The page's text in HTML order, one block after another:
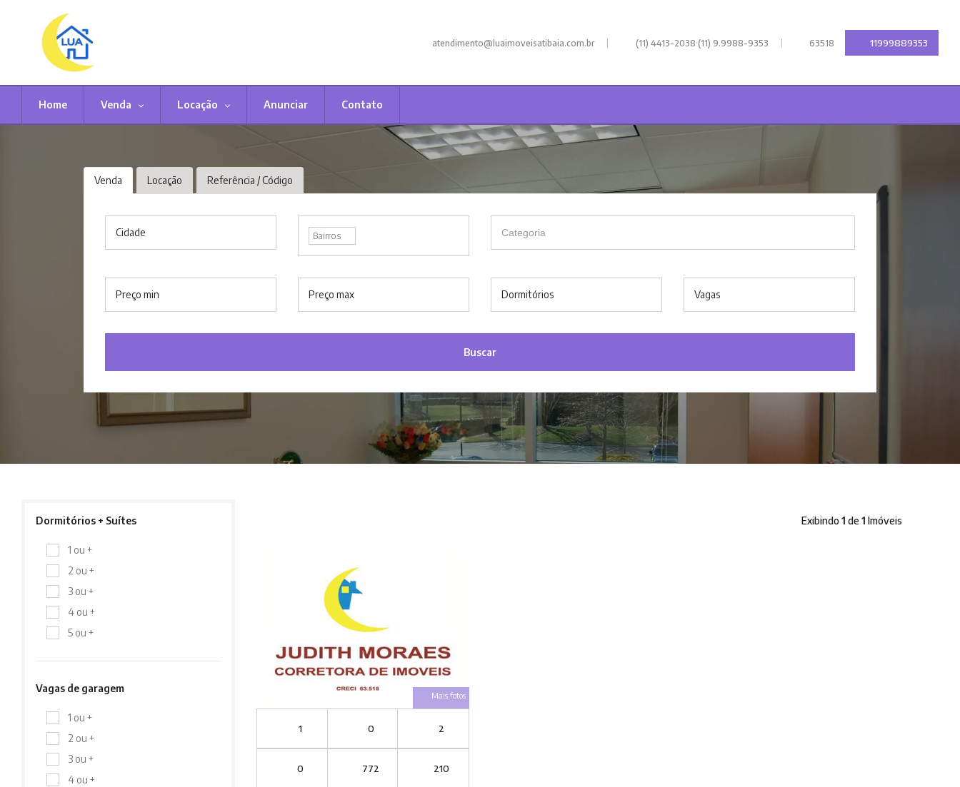
atendimento@luaimoveisatibaia.com.br | (11) 4413-2038 (11) 9.9988-9353 | 63518 11999889353
Home Venda Locação Anunciar Contato
Venda Locação Referência / Código
Cidade Bairros
Preço min Preço max Dormitórios Vagas
Buscar
Exibindo 1 de1 Imóveis
Mais fotos
1 0 2
0 772 210
Dormitórios + Suítes
1 ou +
2 ou +
3 ou +
4 ou +
5 ou +
Vagas de garagem
1 ou +
2 ou +
3 ou +
4 ou +